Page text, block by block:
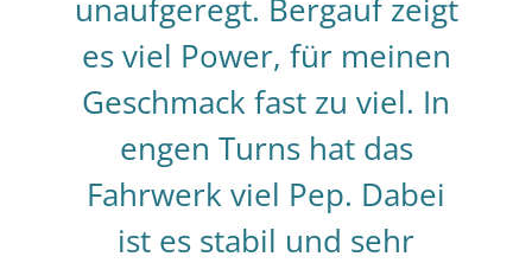
unaufgeregt. Bergauf zeigt
es viel Power, für meinen
Geschmack fast zu viel. In
engen Turns hat das
Fahrwerk viel Pep. Dabei
ist es stabil und sehr